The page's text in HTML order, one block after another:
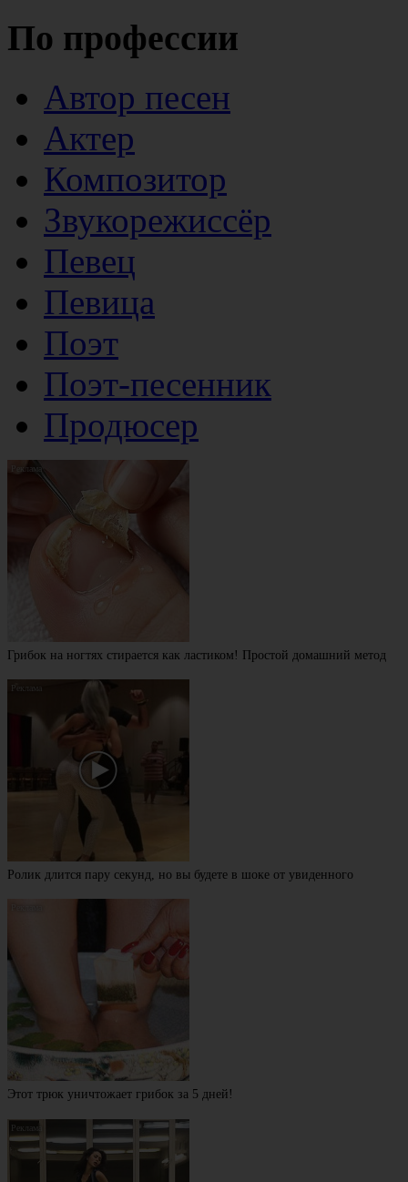
По профессии
Автор песен
Актер
Композитор
Звукорежиссёр
Певец
Певица
Поэт
Поэт-песенник
Продюсер
Грибок на ногтях стирается как ластиком! Простой домашний метод
Ролик длится пару секунд, но вы будете в шоке от увиденного
Этот трюк уничтожает грибок за 5 дней!